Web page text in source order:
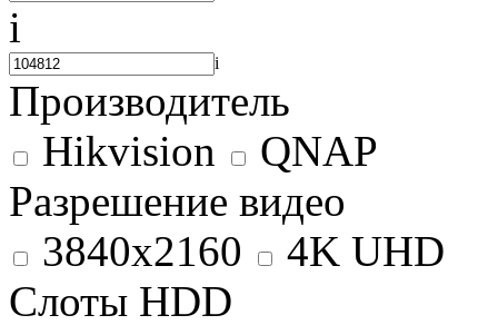
i
i
Производитель
Hikvision
QNAP
Разрешение видео
3840x2160
4K UHD
Слоты HDD